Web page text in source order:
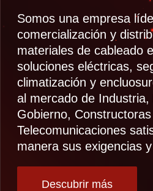
Somos una empresa
comercialización y
materiales de cableado
soluciones eléctricas,
climatización y
al mercado de Industria,
Gobierno,
Telecomunicaciones
manera sus exigencias
Descubrir más